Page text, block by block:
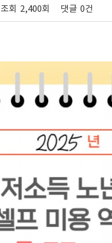
조회 2,400회 댓글 0건